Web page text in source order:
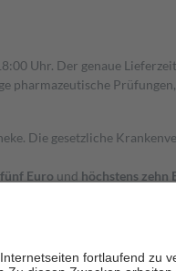
Uhr. Der genaue
Die gesetzliche
fünf Euro und höchstens zehn
zu unterstützen, fallen